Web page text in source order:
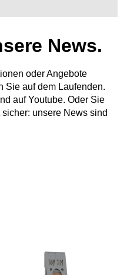
News.
oder Angebote
Sie auf dem Laufenden.
auf Youtube. Oder Sie
unsere News sind